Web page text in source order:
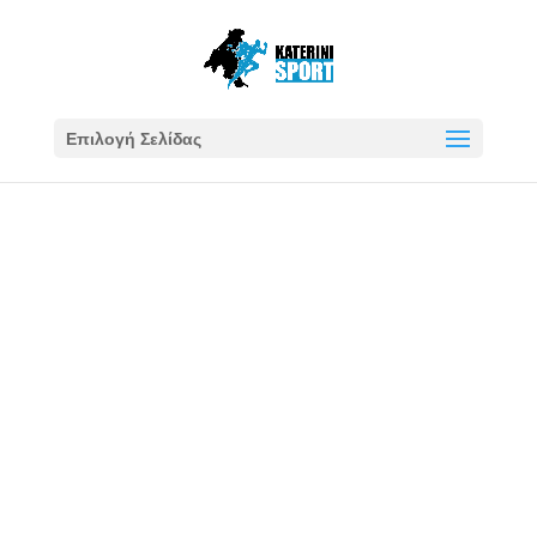
Επιλογή Σελίδας